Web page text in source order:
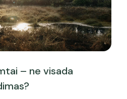
– ne visada